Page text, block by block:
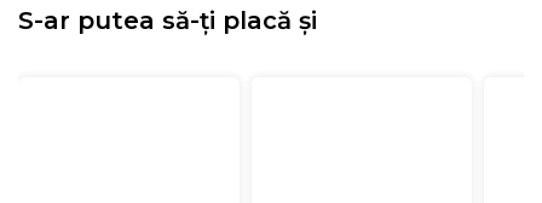
S-ar putea să-ți placă și